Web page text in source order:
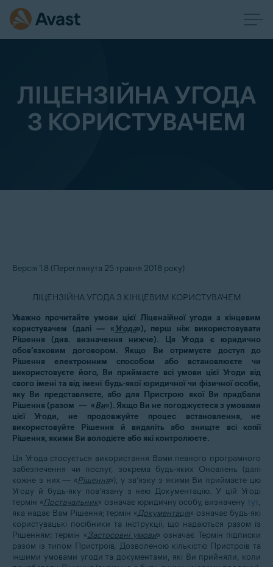
ЛІЦЕНЗІЙНА УГОДА
З КОРИСТУВАЧЕМ
Версія 1.8 (Переглянута 25 травня 2018 року)
ЛІЦЕНЗІЙНА УГОДА З КІНЦЕВИМ КОРИСТУВАЧЕМ
Уважно прочитайте умови цієї Ліцензійної угоди з кінцевим
користувачем (далі — «Угода»), перш ніж використовувати
Рішення (див. визначення нижче). Ця Угода є юридично
обов’язковим договором. Якщо Ви отримуєте доступ до
Рішення електронним способом або встановлюєте чи
використовуєте його, Ви приймаєте всі умови цієї Угоди від
свого імені та від імені будь-якої юридичної чи фізичної особи,
яку Ви представляєте, або для Пристрою якої Ви придбали
Рішення (разом — «Ви»). Якщо Ви не погоджуєтеся з умовами
цієї Угоди, не продовжуйте процес встановлення, не
використовуйте Рішення й видаліть або знищте всі копії
Рішення, якими Ви володієте або які контролюєте.
Ця Угода стосується використання Вами певного програмного
забезпечення чи послуг, зокрема будь-яких Оновлень (далі
кожне з них — «Рішення»), у зв’язку з якими Ви приймаєте цю
Угоду й будь-яку пов’язану з нею Документацію. У цій Угоді
термін «Постачальник» означає юридичну особу, визначенутут,
яка надає Вам Рішення; термін «Документація» означає будь-які
користувацькі посібники та інструкції, що надаються разом із
Рішенням; термін «Застосовні умови» означає Термін підписки
разом із типом Пристроїв, Дозволеною кількістю Пристроїв та
іншими умовами угоди та документами, які Ви прийняли, коли